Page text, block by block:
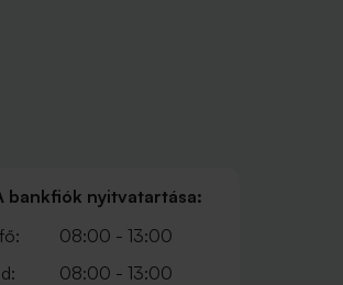
bankfiók nyitvatartása:
08:00 - 13:00
08:00 - 13:00